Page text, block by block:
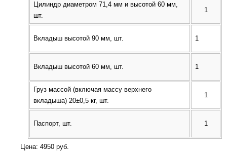
Цилиндр диаметром 71,4 мм и высотой 60 мм,
шт.
1
Вкладыш высотой 90 мм, шт. 1
Вкладыш высотой 60 мм, шт. 1
Груз массой (включая массу верхнего
вкладыша) 20±0,5 кг, шт.
1
Паспорт, шт. 1
Цена: 4950 руб.